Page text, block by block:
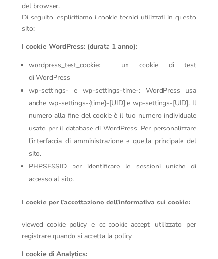
del browser.
Di seguito, esplicitiamo i cookie tecnici utilizzati in questo
sito:
I cookie WordPress: (durata 1 anno):
wordpress_test_cookie: un cookie di test
di WordPress
wp-settings- e wp-settings-time-: WordPress usa
anche wp-settings-{time}-[UID] e wp-settings-[UID]. Il
numero alla fine del cookie è il tuo numero individuale
usato per il database di WordPress. Per personalizzare
l’interfaccia di amministrazione e quella principale del
sito.
PHPSESSID per identificare le sessioni uniche di
accesso al sito.
I cookie per l’accettazione dell’informativa sui cookie:
viewed_cookie_policy e cc_cookie_accept utilizzato per
registrare quando si accetta la policy
I cookie di Analytics: